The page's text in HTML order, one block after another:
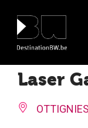
Laser